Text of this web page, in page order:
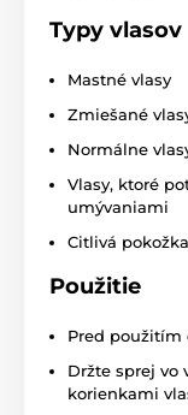
Typy vlasov
Mastné vlasy
Zmiešané
Normálne
Vlasy, ktoré
umývaniami
Citlivá
Použitie
Pred použitím
Držte sprej vo
korienkami